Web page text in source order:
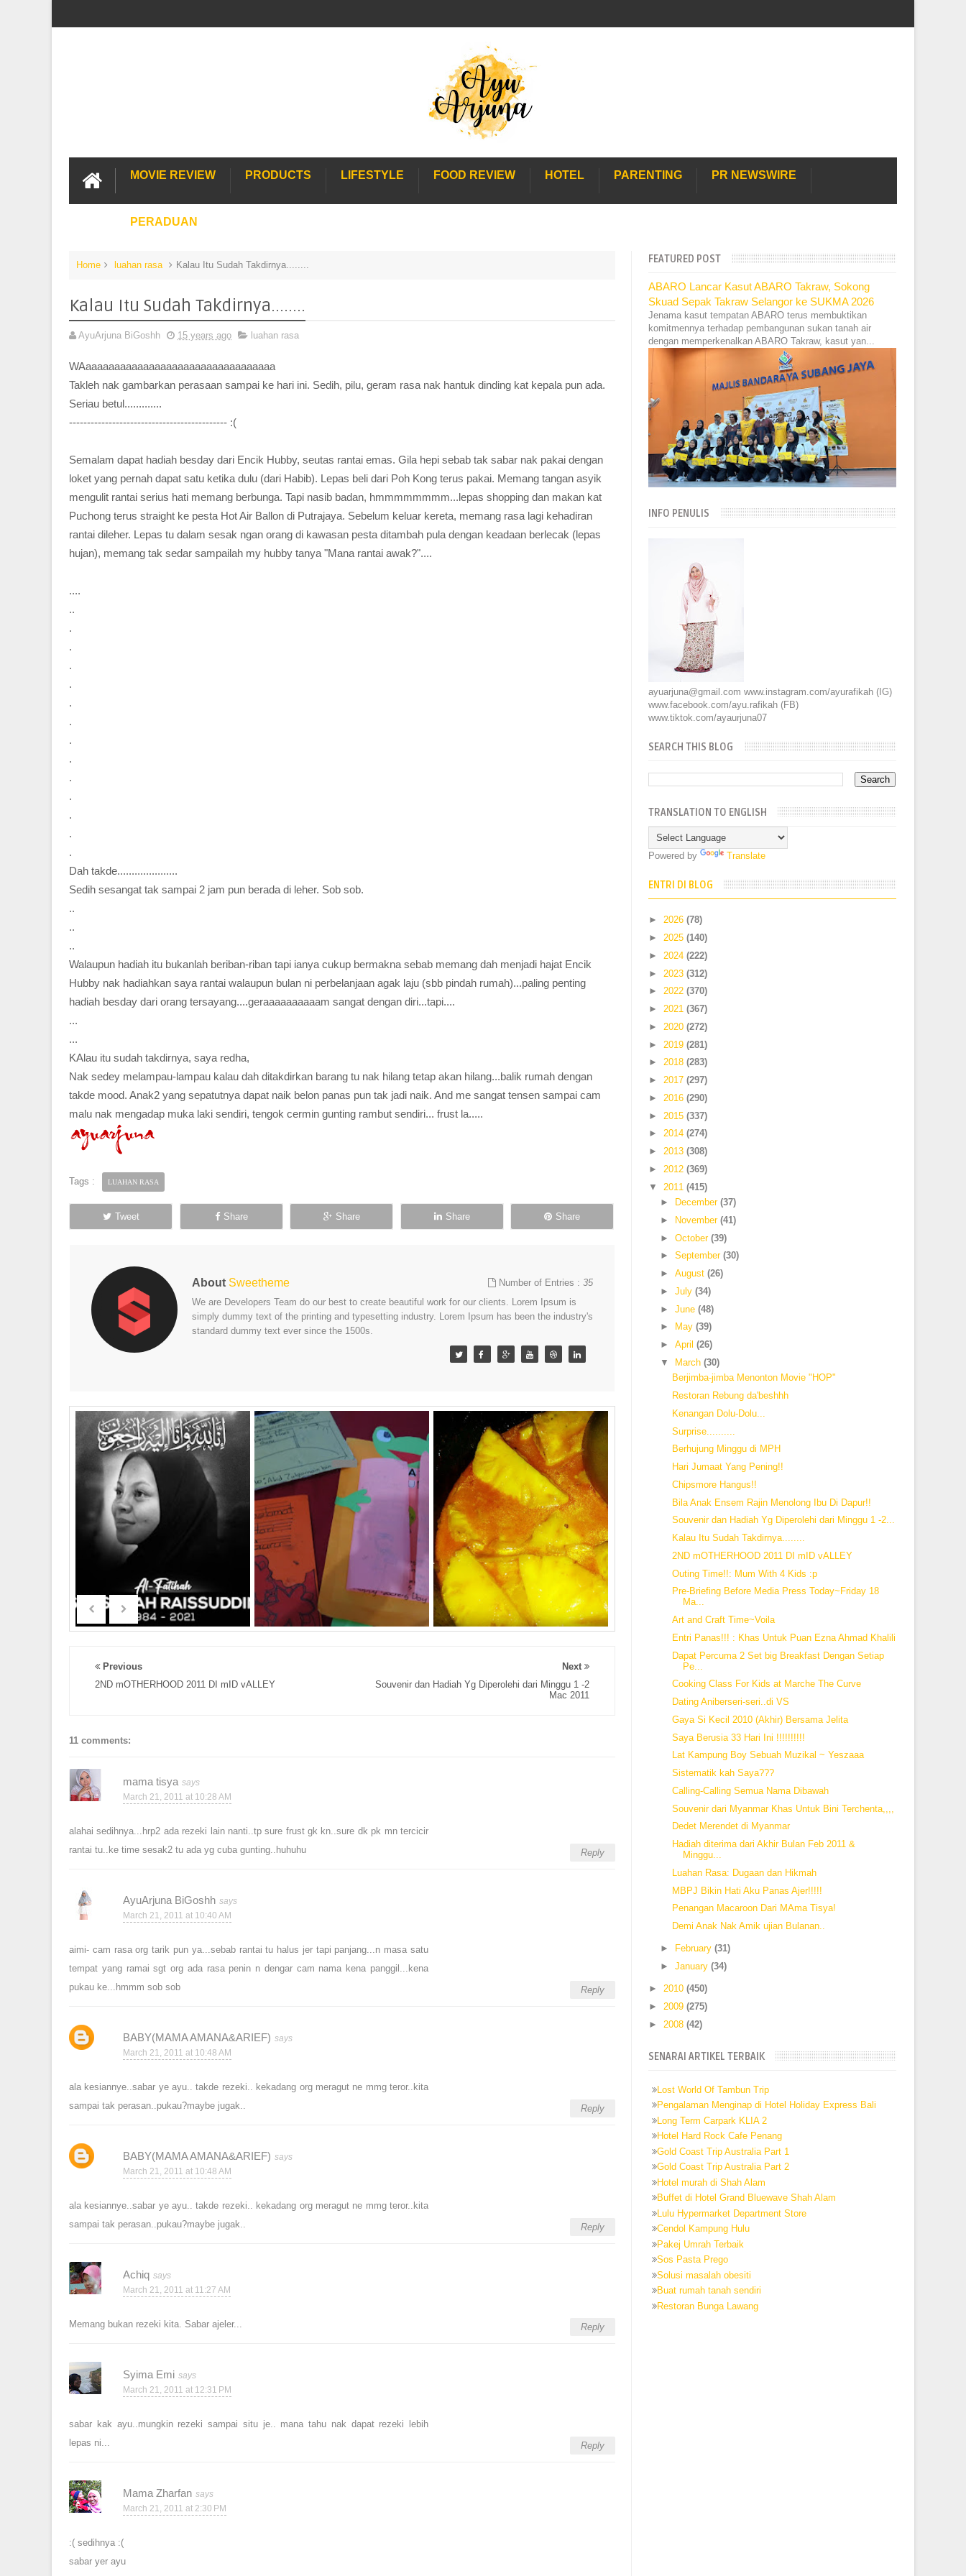
MOVIE REVIEW PRODUCTS LIFESTYLE FOOD REVIEW HOTEL PARENTING PR NEWSWIRE
PERADUAN
Home luahan rasa Kalau Itu Sudah Takdirnya........
Kalau Itu Sudah Takdirnya........
AyuArjuna BiGoshh 15 years ago luahan rasa
WAaaaaaaaaaaaaaaaaaaaaaaaaaaaaaaaaa
Takleh nak gambarkan perasaan sampai ke hari ini. Sedih, pilu, geram rasa nak hantuk dinding kat kepala pun ada.
Seriau betul.............
-------------------------------------------- :(
Semalam dapat hadiah besday dari Encik Hubby, seutas rantai emas. Gila hepi sebab tak sabar nak pakai dengan
loket yang pernah dapat satu ketika dulu (dari Habib). Lepas beli dari Poh Kong terus pakai. Memang tangan asyik
mengulit rantai serius hati memang berbunga. Tapi nasib badan, hmmmmmmmm...lepas shopping dan makan kat
Puchong terus straight ke pesta Hot Air Ballon di Putrajaya. Sebelum keluar kereta, memang rasa lagi kehadiran
rantai dileher. Lepas tu dalam sesak ngan orang di kawasan pesta ditambah pula dengan keadaan berlecak (lepas
hujan), memang tak sedar sampailah my hubby tanya "Mana rantai awak?"....
....
..
.
.
.
.
.
.
.
.
.
.
.
.
.
Dah takde.....................
Sedih sesangat tak sampai 2 jam pun berada di leher. Sob sob.
..
..
..
Walaupun hadiah itu bukanlah beriban-riban tapi ianya cukup bermakna sebab memang dah menjadi hajat Encik
Hubby nak hadiahkan saya rantai walaupun bulan ni perbelanjaan agak laju (sbb pindah rumah)...paling penting
hadiah besday dari orang tersayang....geraaaaaaaaaam sangat dengan diri...tapi....
...
...
KAlau itu sudah takdirnya, saya redha,
Nak sedey melampau-lampau kalau dah ditakdirkan barang tu nak hilang tetap akan hilang...balik rumah dengan
takde mood. Anak2 yang sepatutnya dapat naik belon panas pun tak jadi naik. And me sangat tensen sampai cam
malu nak mengadap muka laki sendiri, tengok cermin gunting rambut sendiri... frust la.....
Tags : LUAHAN RASA
Tweet Share Share Share Share
About Sweetheme Number of Entries :35
We are Developers Team do our best to create beautiful work for our clients. Lorem Ipsum is
simply dummy text of the printing and typesetting industry. Lorem Ipsum has been the industry's
standard dummy text ever since the 1500s.
Next
Souvenir dan Hadiah Yg Diperolehi dari Minggu 1 -2
Mac 2011
Previous
2ND mOTHERHOOD 2011 DI mID vALLEY
11 comments:
mama tisya
March 21, 2011 at 10:28 AM
alahai sedihnya...hrp2 ada rezeki lain nanti..tp sure frust gk kn..sure dk pk mn tercicir
rantai tu..ke time sesak2 tu ada yg cuba gunting..huhuhu
Reply
AyuArjuna BiGoshh
March 21, 2011 at 10:40 AM
aimi- cam rasa org tarik pun ya...sebab rantai tu halus jer tapi panjang...n masa satu
tempat yang ramai sgt org ada rasa penin n dengar cam nama kena panggil...kena
pukau ke...hmmm sob sob
Reply
BABY(MAMA AMANA&ARIEF)
March 21, 2011 at 10:48 AM
ala kesiannye..sabar ye ayu.. takde rezeki.. kekadang org meragut ne mmg teror..kita
sampai tak perasan..pukau?maybe jugak..
Reply
BABY(MAMA AMANA&ARIEF)
March 21, 2011 at 10:48 AM
ala kesiannye..sabar ye ayu.. takde rezeki.. kekadang org meragut ne mmg teror..kita
sampai tak perasan..pukau?maybe jugak..
Reply
Achiq
March 21, 2011 at 11:27 AM
Memang bukan rezeki kita. Sabar ajeler... Reply
Syima Emi
March 21, 2011 at 12:31 PM
sabar kak ayu..mungkin rezeki sampai situ je.. mana tahu nak dapat rezeki lebih
lepas ni...
Reply
Mama Zharfan
March 21, 2011 at 2:30 PM
:( sedihnya :(
sabar yer ayu
FEATURED POST
ABARO Lancar Kasut ABARO Takraw, Sokong
Skuad Sepak Takraw Selangor ke SUKMA 2026
Jenama kasut tempatan ABARO terus membuktikan
komitmennya terhadap pembangunan sukan tanah air
dengan memperkenalkan ABARO Takraw, kasut yan...
INFO PENULIS
ayuarjuna@gmail.com www.instagram.com/ayurafikah (IG)
www.facebook.com/ayu.rafikah (FB)
www.tiktok.com/ayaurjuna07
SEARCH THIS BLOG
TRANSLATION TO ENGLISH
Powered by Translate
ENTRI DI BLOG
►2026(78)
►2025(140)
► 2024(222)
► 2023(312)
►2022(370)
►2021(367)
► 2020(272)
► 2019(281)
►2018(283)
►2017(297)
► 2016(290)
► 2015(337)
►2014(274)
►2013(308)
► 2012(369)
▼ 2011(415)
►
December (37)
►
November (41)
► October (39)
► September (30)
► August (26)
► July (34)
► June (48)
►
May (39)
► April (26)
▼
March (30)
Berjimba-jimba Menonton Movie "HOP"
Restoran Rebung da'beshhh
Kenangan Dolu-Dolu...
Surprise..........
Berhujung Minggu di MPH
Hari Jumaat Yang Pening!!
Chipsmore Hangus!!
Bila Anak Ensem Rajin Menolong Ibu Di Dapur!!
Souvenir dan Hadiah Yg Diperolehi dari Minggu 1 -2...
Kalau Itu Sudah Takdirnya........
2ND mOTHERHOOD 2011 DI mID vALLEY
Outing Time!!: Mum With 4 Kids :p
Pre-Briefing Before Media Press Today~Friday 18
Ma...
Art and Craft Time~Voila
Entri Panas!!! : Khas Untuk Puan Ezna Ahmad Khalili
Dapat Percuma 2 Set big Breakfast Dengan Setiap
Pe...
Cooking Class For Kids at Marche The Curve
Dating Aniberseri-seri..di VS
Gaya Si Kecil 2010 (Akhir) Bersama Jelita
Saya Berusia 33 Hari Ini !!!!!!!!!!
Lat Kampung Boy Sebuah Muzikal ~ Yeszaaa
Sistematik kah Saya???
Calling-Calling Semua Nama Dibawah
Souvenir dari Myanmar Khas Untuk Bini Terchenta,,,,
Dedet Merendet di Myanmar
Hadiah diterima dari Akhir Bulan Feb 2011 &
Minggu...
Luahan Rasa: Dugaan dan Hikmah
MBPJ Bikin Hati Aku Panas Ajer!!!!!
Penangan Macaroon Dari MAma Tisya!
Demi Anak Nak Amik ujian Bulanan..
► February (31)
► January (34)
►2010(450)
►2009(275)
► 2008(42)
SENARAI ARTIKEL TERBAIK
Lost World Of Tambun Trip
Pengalaman Menginap di Hotel Holiday Express Bali
Long Term Carpark KLIA 2
Hotel Hard Rock Cafe Penang
Gold Coast Trip Australia Part 1
Gold Coast Trip Australia Part 2
Hotel murah di Shah Alam
Buffet di Hotel Grand Bluewave Shah Alam
Lulu Hypermarket Department Store
Cendol Kampung Hulu
Pakej Umrah Terbaik
Sos Pasta Prego
Solusi masalah obesiti
Buat rumah tanah sendiri
Restoran Bunga Lawang